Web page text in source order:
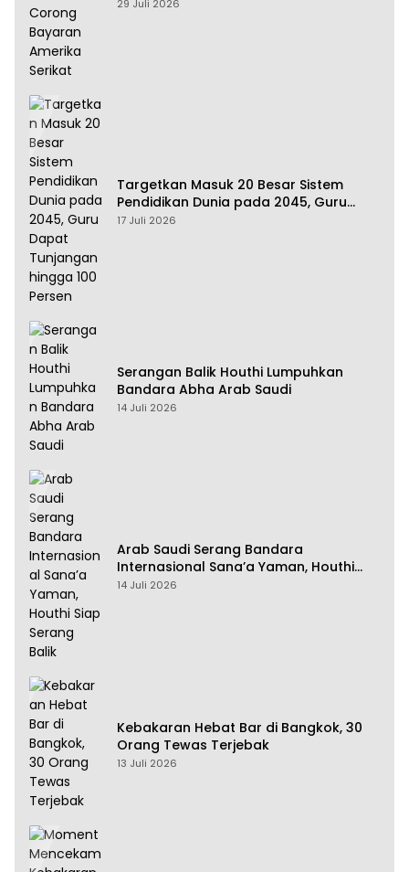
29 Juli 2026
Targetkan Masuk 20 Besar Sistem
Pendidikan Dunia pada 2045, Guru
Dapat Tunjangan hingga 100 Persen
17 Juli 2026
Serangan Balik Houthi Lumpuhkan
Bandara Abha Arab Saudi
14 Juli 2026
Arab Saudi Serang Bandara
Internasional Sana’a Yaman, Houthi
Siap Serang Balik
14 Juli 2026
Kebakaran Hebat Bar di Bangkok, 30
Orang Tewas Terjebak
13 Juli 2026